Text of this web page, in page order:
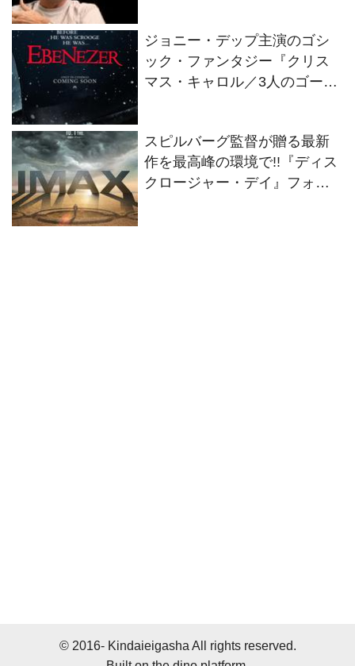
ジョニー・デップ主演のゴシ
ック・ファンタジー『クリス
マス・キャロル／3人のゴース
スピルバーグ監督が贈る最新
作を最高峰の環境で!!『ディス
クロージャー・デイ』フォー
© 2016- Kindaieigasha All rights reserved.